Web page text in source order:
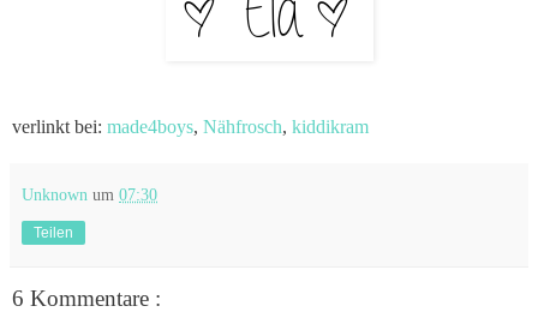
verlinkt bei: made4boys, Nähfrosch, kiddikram
Unknown um 07:30
Teilen
6 Kommentare :